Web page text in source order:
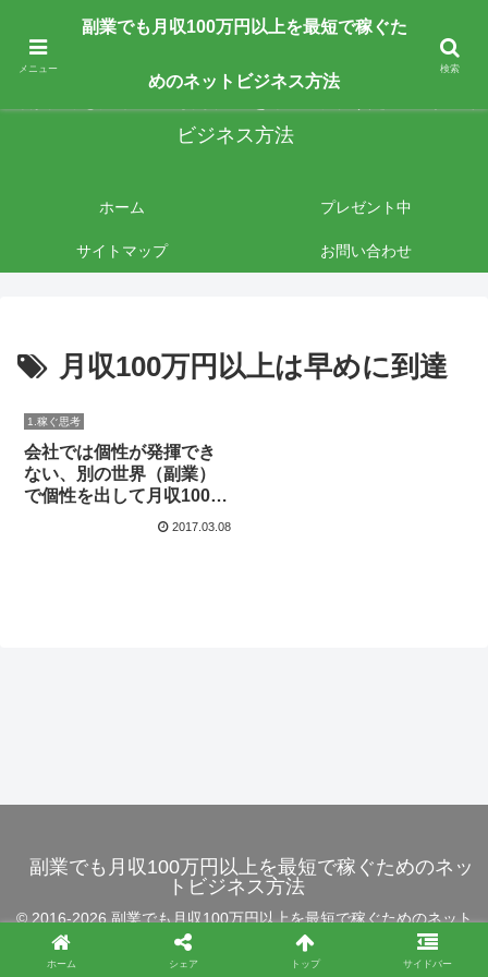
副業で月収100万円以上を最短最速で目指す人向けです。ネットビジネスで稼
ビジネス方法
ホーム プレゼント中
サイトマップ お問い合わせ
月収100万円以上は早めに到達
1.稼ぐ思考
会社では個性が発揮でき
ない、別の世界（副業）
で個性を出して月収100万
円以上は早めに到達いた
2017.03.08
副業でも月収100万円以上を最短で稼ぐためのネッ
トビジネス方法
© 2016-2026 副業でも月収100万円以上を最短で稼ぐためのネット
メニュー
副業でも月収100万円以上を最短で稼ぐた
めのネットビジネス方法
検索
ホーム シェア トップ サイドバー